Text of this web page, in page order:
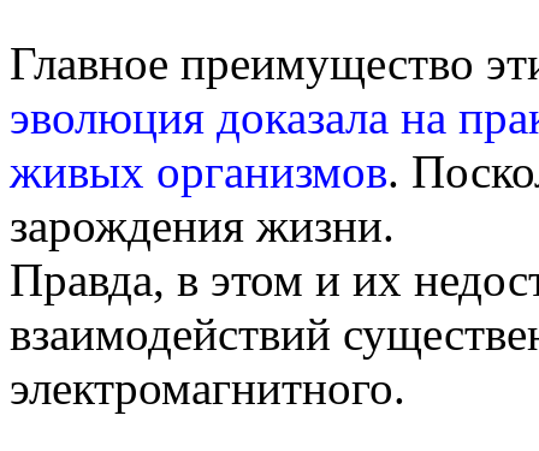
Главное преимущество
эволюция доказала на
живых организмов.
зарождения жизни.
Правда, в этом и их
взаимодействий
электромагнитного.